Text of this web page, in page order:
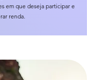
em que deseja participar e
renda.